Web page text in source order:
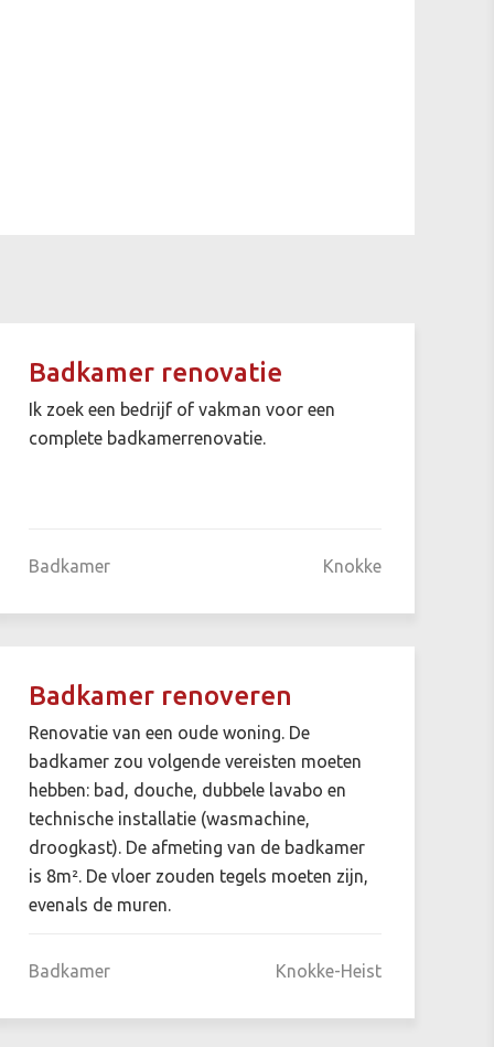
Badkamer renovatie
Ik zoek een bedrijf of vakman voor een
complete badkamerrenovatie.
Badkamer Knokke
Badkamer renoveren
Renovatie van een oude woning. De
badkamer zou volgende vereisten moeten
hebben: bad, douche, dubbele lavabo en
technische installatie (wasmachine,
droogkast). De afmeting van de badkamer
is 8m². De vloer zouden tegels moeten zijn,
evenals de muren.
Badkamer Knokke-Heist